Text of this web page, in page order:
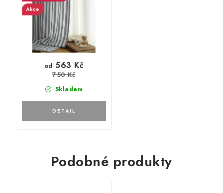
Akce
Skladem
od 563 Kč
750 Kč
Podobné produkty